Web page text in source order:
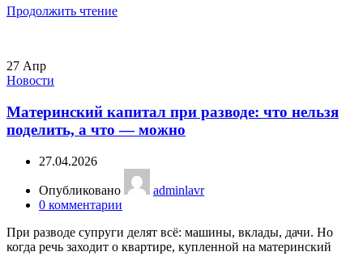
Продолжить чтение
27 Апр
Новости
Материнский капитал при разводе: что нельзя
поделить, а что — можно
27.04.2026
Опубликовано
adminlavr
0 комментарии
При разводе супруги делят всё: машины, вклады, дачи. Но
когда речь заходит о квартире, купленной на материнский